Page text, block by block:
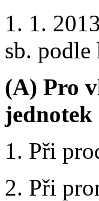
1. 1.
sb.
(A) Pro
1. Při
2. Při